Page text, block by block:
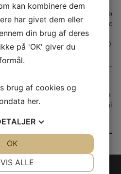
SoMe-ansvarlig
Sikkerhed og
Wisti Pedersen
23677000
Suppleant
Bent Illum
kan kombinere dem
har givet dem eller
din brug af deres
på 'OK' giver du
brug af cookies og
her.
ALLE
OK